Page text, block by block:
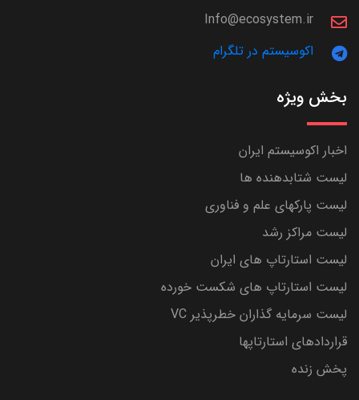
Info@ecosystem.ir
اکوسیستم در تلگرام
بخش ویژه
اخبار اکوسیستم ایران
لیست شتابدهنده ها
لیست پارکهای علم و فناوری
لیست مراکز رشد
لیست استارتاپ های ایران
لیست استارتاپ های شکست خورده
لیست سرمایه گذاران خطرپذیر VC
قراردادهای استارتاپها
پخش زنده